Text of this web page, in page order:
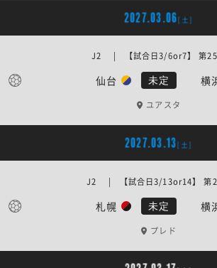
2027.03.06[土]
仙台 未定 横
J2 | 【試合日3/6or7】 第
ユアスタ
2027.03.13[土]
札幌 未定 横
J2 | 【試合日3/13or14】 第
プレド